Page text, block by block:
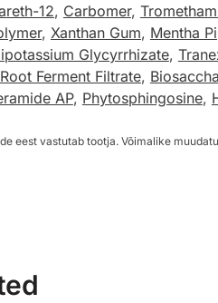
12, Carbomer,
, Xanthan Gum, Mentha
Glycyrrhizate,
Ferment Filtrate,
AP, Phytosphingosine,
eest vastutab tootja. Võimalike